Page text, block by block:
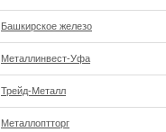
Башкирское железо
Металлинвест-Уфа
Трейд-Металл
Металлоптторг